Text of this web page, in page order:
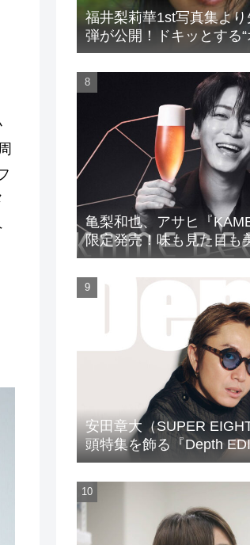
福井梨莉華1st写真集よ
弾が公開！ドキッとする
ト”が解禁！
亀梨和也、アサヒ『
限定発売！味も見た目も
りのビールがついに完成
安田章大（SUPER
頭特集を飾る『Depth
発売！